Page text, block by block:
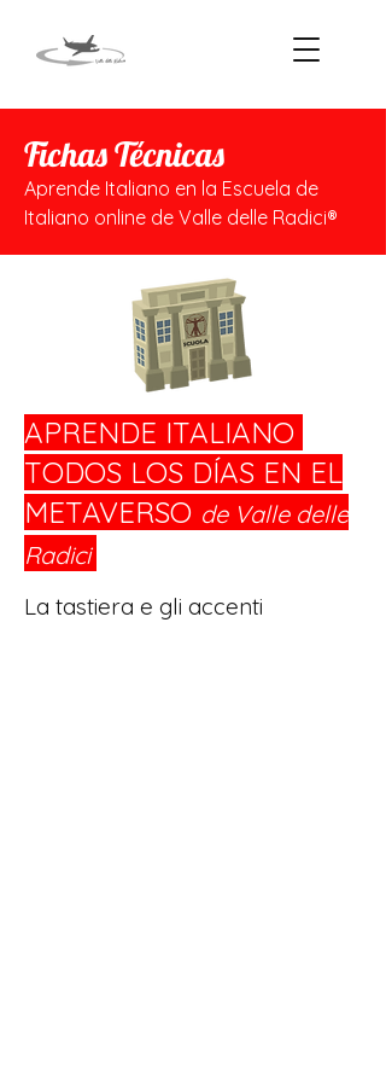
Fichas Técnicas
Aprende Italiano en la Escuela de
Italiano online de Valle delle Radici®
APRENDE ITALIANO
TODOS LOS DÍAS EN EL
METAVERSO de Valle delle
Radici
La tastiera e gli accenti